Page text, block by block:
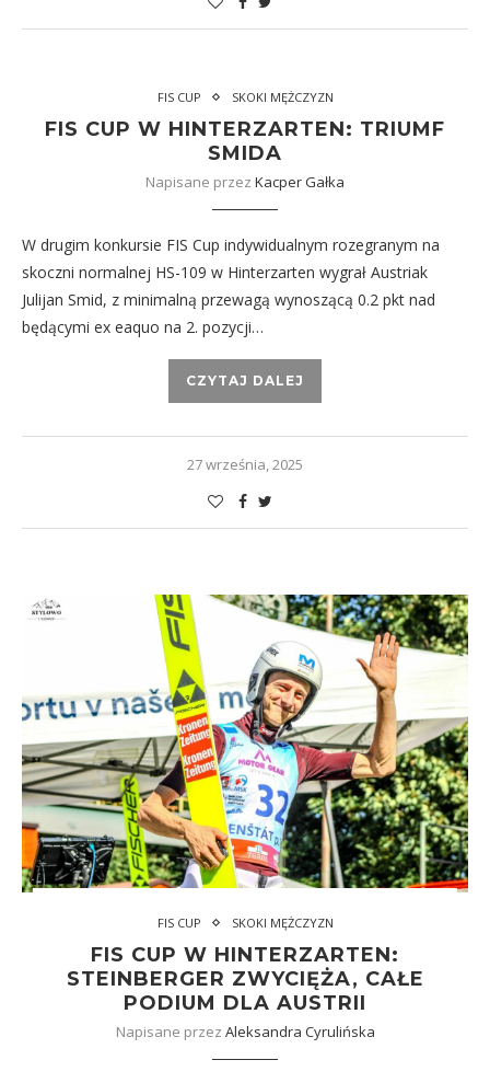
FIS CUP SKOKI MĘŻCZYZN
FIS CUP W HINTERZARTEN: TRIUMF
SMIDA
Napisane przez Kacper Gałka
W drugim konkursie FIS Cup indywidualnym rozegranym na
skoczni normalnej HS-109 w Hinterzarten wygrał Austriak
Julijan Smid, z minimalną przewagą wynoszącą 0.2 pkt nad
będącymi ex eaquo na 2. pozycji…
CZYTAJ DALEJ
27 września, 2025
FIS CUP SKOKI MĘŻCZYZN
FIS CUP W HINTERZARTEN:
STEINBERGER ZWYCIĘŻA, CAŁE
PODIUM DLA AUSTRII
Napisane przez Aleksandra Cyrulińska